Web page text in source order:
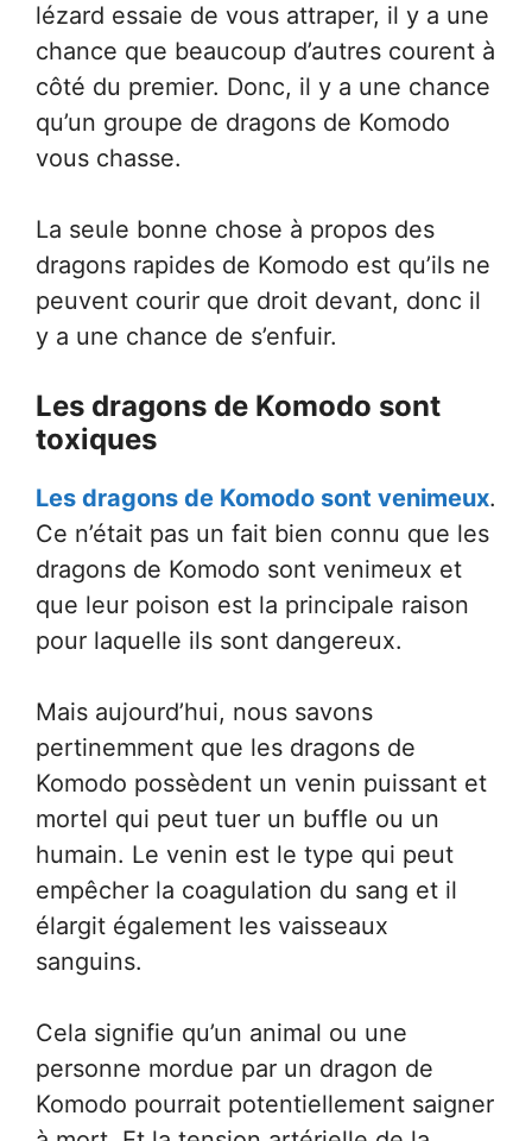
lézard essaie de vous attraper, il y a une
chance que beaucoup d’autres courent à
côté du premier. Donc, il y a une chance
qu’un groupe de dragons de Komodo
vous chasse.
La seule bonne chose à propos des
dragons rapides de Komodo est qu’ils ne
peuvent courir que droit devant, donc il
y a une chance de s’enfuir.
Les dragons de Komodo sont
toxiques
Les dragons de Komodo sont venimeux.
Ce n’était pas un fait bien connu que les
dragons de Komodo sont venimeux et
que leur poison est la principale raison
pour laquelle ils sont dangereux.
Mais aujourd’hui, nous savons
pertinemment que les dragons de
Komodo possèdent un venin puissant et
mortel qui peut tuer un buffle ou un
humain. Le venin est le type qui peut
empêcher la coagulation du sang et il
élargit également les vaisseaux
sanguins.
Cela signifie qu’un animal ou une
personne mordue par un dragon de
Komodo pourrait potentiellement saigner